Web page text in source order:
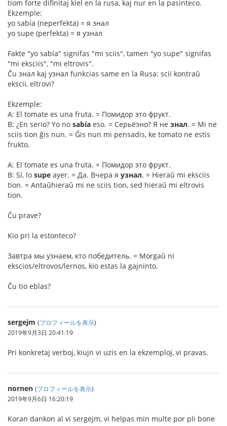
tiom forte difinitaj kiel en la rusa, kaj nur en la pasinteco.
Ekzemple:
yo sabía (neperfekta) = я знал
yo supe (perfekta) = я узнал
Fakte "yo sabía" signifas "mi sciis", tamen "yo supe" signifas
"mi eksciis", "mi eltrovis".
Ĉu знал kaj узнал funkcias same en la Rusa: scii kontraŭ
ekscii, eltrovi?
Ekzemple:
A: El tomate es una fruta. = Помидор это фрукт.
B: ¿En serio? Yo no sabía eso. = Серьёзно? Я не знал. = Mi ne
sciis tion ĝis nun. = Ĝis nun mi pensadis, ke tomato ne estis
frukto.
A: El tomate es una fruta. = Помидор это фрукт.
B: Sí, lo supe ayer. = Да. Вчера я узнал. = Hieraŭ mi eksciis
tion. = Antaŭhieraŭ mi ne sciis tion, sed hieraŭ mi eltrovis
tion.
Ĉu prave?
Kio pri la estonteco?
Завтра мы узнаем, кто победитель. = Morgaŭ ni
ekscios/eltrovos/lernos, kio estas la gajninto.
Ĉu tio eblas?
sergejm (プロフィールを表示)
2019年9月3日 20:41:19
Pri konkretaj verboj, kiujn vi uzis en la ekzemploj, vi pravas.
nornen (プロフィールを表示)
2019年9月6日 16:20:19
Koran dankon al vi sergejm, vi helpas min multe por pli bone